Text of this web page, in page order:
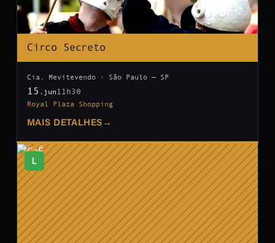
Circo Secreto
Cia. Mevitevendo · São Paulo — SP
15 .jun 11h30
Royal Plaza Shopping
MAIS DETALHES →
L